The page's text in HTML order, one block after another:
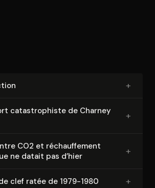
+
ca­tas­tro­phiste de Charney
+
CO2 et ré­chauf­fe­ment
ne datait pas d’hier
+
clef ratée de 1979-1980 +